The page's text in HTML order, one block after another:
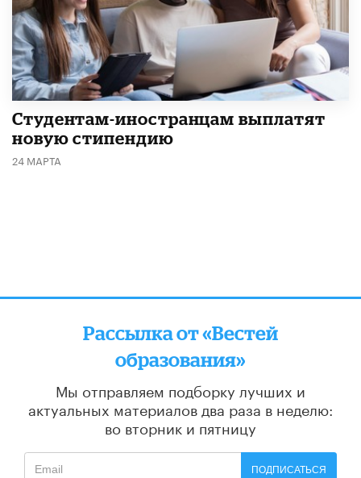
Студентам-иностранцам выплатят
новую стипендию
24 МАРТА
Рассылка от «Вестей
образования»
Мы отправляем подборку лучших и
актуальных материалов два раза в неделю:
во вторник и пятницу
ПОДПИСАТЬСЯ